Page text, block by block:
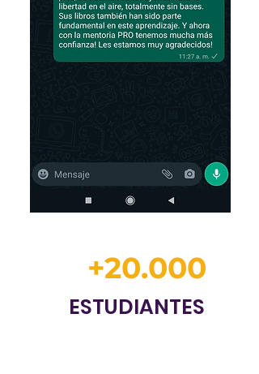
+20.000
ESTUDIANTES